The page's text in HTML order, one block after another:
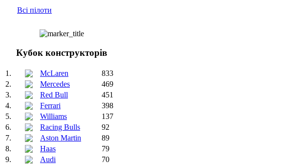
Всі пілоти
Кубок конструкторів
1. McLaren
833
2.
Mercedes
469
3.
Red Bull
451
4.
Ferrari
398
5.
Williams
137
6.
Racing Bulls
92
7.
Aston Martin
89
8.
Haas
79
9.
Audi
70